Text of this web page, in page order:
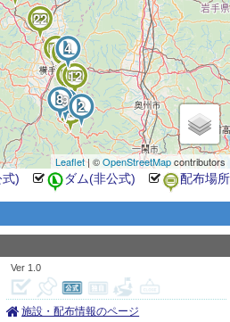
28
27
22
1918
17
14
1312
9
8
4
2
Leaflet| ©OpenStreetMapcontributors
1.0
施設・配布情報のページ